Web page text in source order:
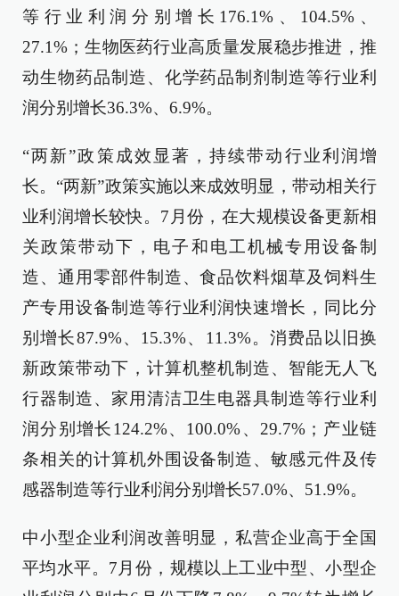
等行业利润分别增长176.1%、104.5%、
27.1%；生物医药行业高质量发展稳步推进，推
动生物药品制造、化学药品制剂制造等行业利
润分别增长36.3%、6.9%。
“两新”政策成效显著，持续带动行业利润增
长。“两新”政策实施以来成效明显，带动相关行
业利润增长较快。7月份，在大规模设备更新相
关政策带动下，电子和电工机械专用设备制
造、通用零部件制造、食品饮料烟草及饲料生
产专用设备制造等行业利润快速增长，同比分
别增长87.9%、15.3%、11.3%。消费品以旧换
新政策带动下，计算机整机制造、智能无人飞
行器制造、家用清洁卫生电器具制造等行业利
润分别增长124.2%、100.0%、29.7%；产业链
条相关的计算机外围设备制造、敏感元件及传
感器制造等行业利润分别增长57.0%、51.9%。
中小型企业利润改善明显，私营企业高于全国
平均水平。7月份，规模以上工业中型、小型企